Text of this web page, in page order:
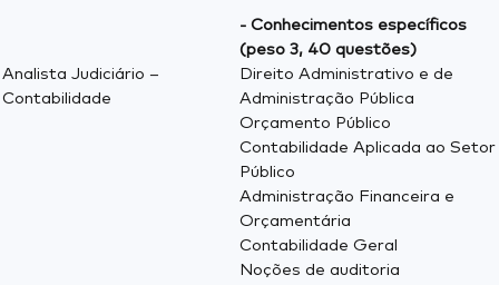
Analista Judiciário –
Contabilidade
- Conhecimentos específicos
(peso 3, 40 questões)
Direito Administrativo e de
Administração Pública
Orçamento Público
Contabilidade Aplicada ao Setor
Público
Administração Financeira e
Orçamentária
Contabilidade Geral
Noções de auditoria